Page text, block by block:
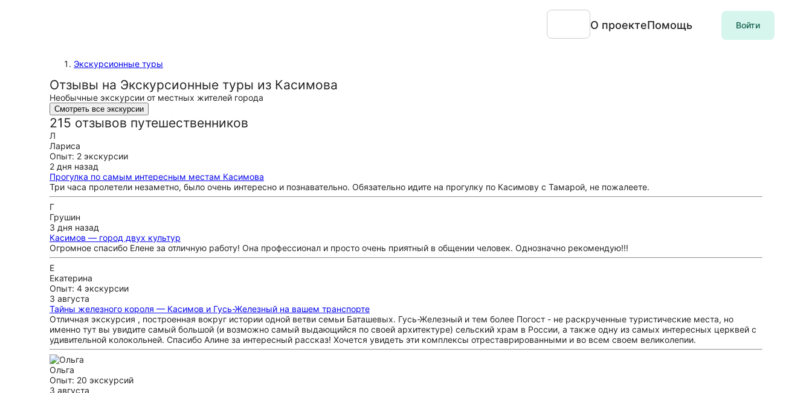
О проектеПомощь Войти
Экскурсионные туры
Отзывы на Экскурсионные туры из Касимова
Необычные экскурсии от местных жителей города
Смотреть все экскурсии
215 отзывов путешественников
Л
Лариса
Опыт: 2 экскурсии
2 дня назад
Прогулка по самым интересным местам Касимова
Три часа пролетели незаметно, было очень интересно и познавательно. Обязательно идите на прогулку по Касимову с Тамарой, не пожалеете.
Г
Грушин
3 дня назад
Касимов — город двух культур
Огромное спасибо Елене за отличную работу! Она профессионал и просто очень приятный в общении человек. Однозначно рекомендую!!!
Е
Екатерина
Опыт: 4 экскурсии
3 августа
Тайны железного короля — Касимов и Гусь-Железный на вашем транспорте
Отличная экскурсия , построенная вокруг истории одной ветви семьи Баташевых. Гусь-Железный и тем более Погост - не раскрученные туристические места, но
именно тут вы увидите самый большой (и возможно самый выдающийся по своей архитектуре) сельский храм в России, а также одну из самых интересных церквей с
удивительной колокольней. Спасибо Алине за интересный рассказ! Хочется увидеть эти комплексы отреставрированными и во всем своем великолепии.
Ольга
Опыт: 20 экскурсий
3 августа